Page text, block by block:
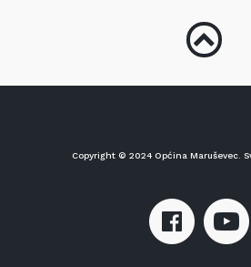
Copyright © 2024 Općina Maruševec.